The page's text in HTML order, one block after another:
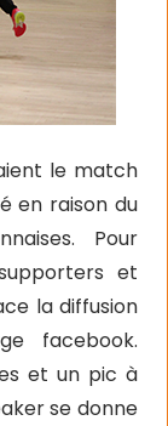
le match
en raison du
Pour
et
la diffusion
facebook.
et un pic à
se donne